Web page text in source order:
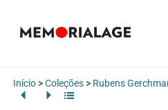
Início>Coleções> Rubens